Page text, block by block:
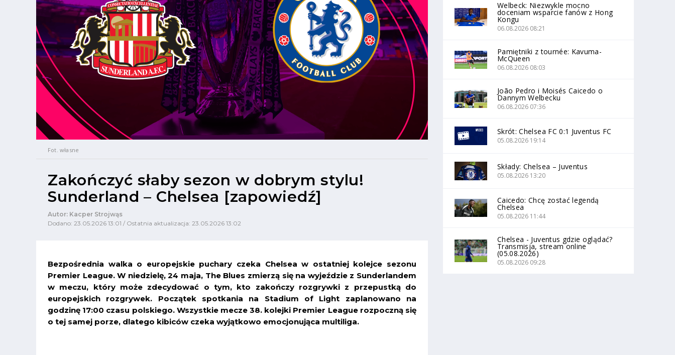
Fot. własne
Zakończyć słaby sezon w dobrym stylu!
Sunderland – Chelsea [zapowiedź]
Autor: Kacper Strojwąs
Dodano: 23.05.2026 13:01 / Ostatnia aktualizacja: 23.05.2026 13:02
Bezpośrednia walka o europejskie puchary czeka Chelsea w ostatniej kolejce sezonu
Premier League. W niedzielę, 24 maja, The Blues zmierzą się na wyjeździe z Sunderlandem
w meczu, który może zdecydować o tym, kto zakończy rozgrywki z przepustką do
europejskich rozgrywek. Początek spotkania na Stadium of Light zaplanowano na
godzinę 17:00 czasu polskiego. Wszystkie mecze 38. kolejki Premier League rozpoczną się
o tej samej porze, dlatego kibiców czeka wyjątkowo emocjonująca multiliga.
Welbeck: Niezwykle mocno
doceniam wsparcie fanów z Hong
Kongu
06.08.2026 08:21
Pamiętniki z tournée: Kavuma-
McQueen
06.08.2026 08:03
João Pedro i Moisés Caicedo o
Dannym Welbecku
06.08.2026 07:36
Skrót: Chelsea FC 0:1 Juventus FC
05.08.2026 19:14
Składy: Chelsea – Juventus
05.08.2026 13:20
Caicedo: Chcę zostać legendą
Chelsea
05.08.2026 11:44
Chelsea - Juventus gdzie oglądać?
Transmisja, stream online
(05.08.2026)
05.08.2026 09:28